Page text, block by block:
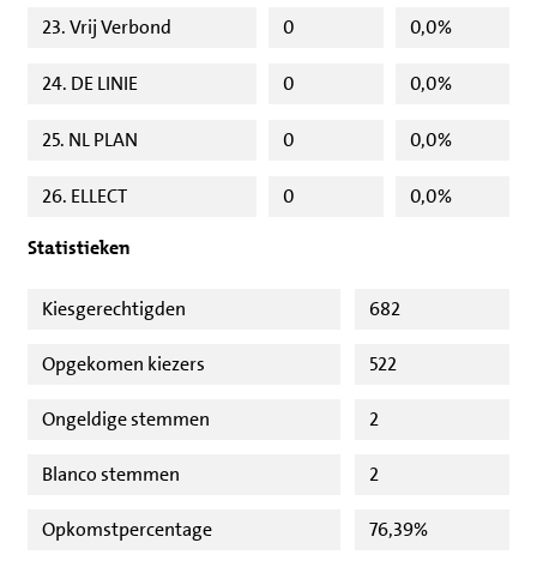
23. Vrij Verbond 0 0,0%
24. DE LINIE 0 0,0%
25. NL PLAN 0 0,0%
26. ELLECT 0 0,0%
Statistieken
Kiesgerechtigden 682
Opgekomen kiezers 522
Ongeldige stemmen 2
Blanco stemmen 2
Opkomstpercentage 76,39%